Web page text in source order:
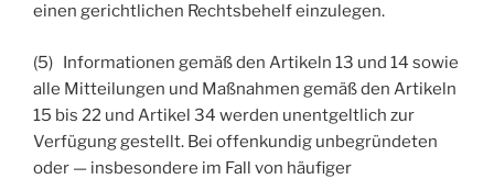
einen gerichtlichen Rechtsbehelf einzulegen.
(5) Informationen gemäß den Artikeln 13 und 14 sowie
alle Mitteilungen und Maßnahmen gemäß den Artikeln
15 bis 22 und Artikel 34 werden unentgeltlich zur
Verfügung gestellt. Bei offenkundig unbegründeten
oder — insbesondere im Fall von häufiger